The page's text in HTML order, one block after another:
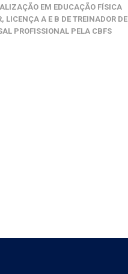
EM EDUCAÇÃO FÍSICA
LICENÇA A E B DE TREINADOR DE
PROFISSIONAL PELA CBFS